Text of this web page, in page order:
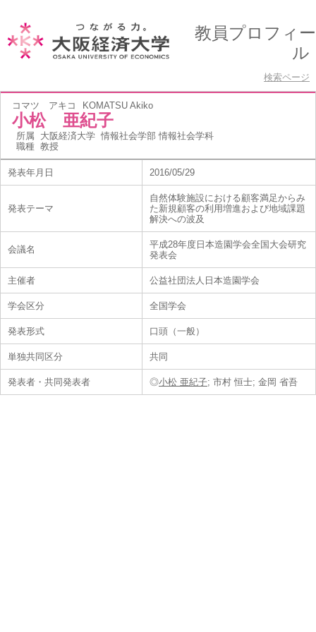
教員プロフィー
ル
検索ページ
コマツ アキコ KOMATSU Akiko
小松 亜紀子
所属 大阪経済大学 情報社会学部 情報社会学科
職種 教授
発表年月日 2016/05/29
発表テーマ
自然体験施設における顧客満足からみ
た新規顧客の利用増進および地域課題
解決への波及
会議名
平成28年度日本造園学会全国大会研究
発表会
主催者 公益社団法人日本造園学会
学会区分 全国学会
発表形式 口頭（一般）
単独共同区分 共同
発表者・共同発表者 ◎小松 亜紀子; 市村 恒士; 金岡 省吾